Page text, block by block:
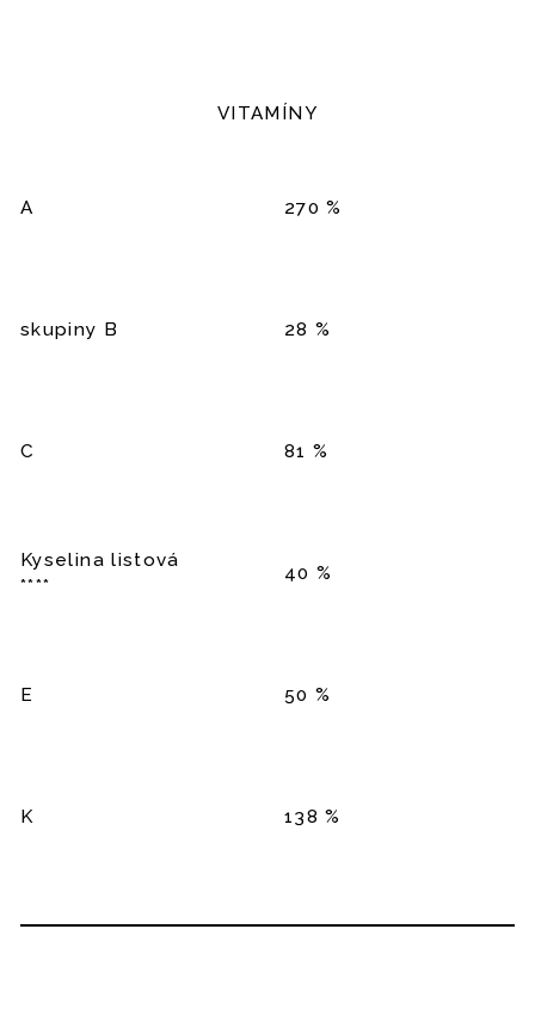
VITAMÍNY
A 270 %
skupiny B 28 %
C 81 %
Kyselina listová
****
40 %
E 50 %
K 138 %